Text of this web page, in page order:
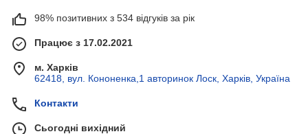
98% позитивних з 534 відгуків за рік
Працює з 17.02.2021
м. Харків
62418, вул. Кононенка,1 авторинок Лоск, Харків, Україна
Контакти
Сьогодні вихідний